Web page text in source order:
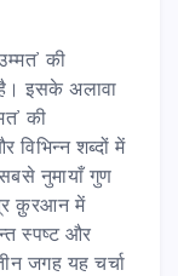
की
इसके अलावा
की
विभिन्न शब्दों में
नुमायाँ गुण
क़ुरआन में
स्पष्ट और
जगह यह चर्चा